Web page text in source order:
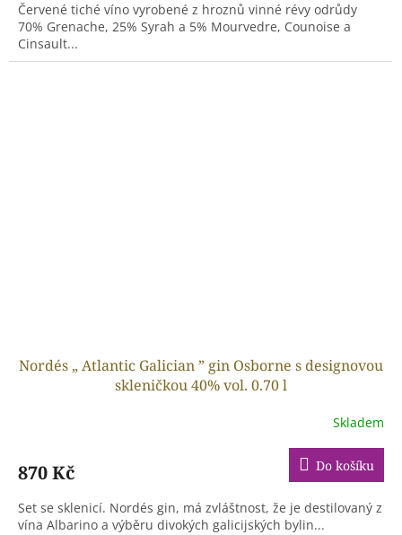
Červené tiché víno vyrobené z hroznů vinné révy odrůdy
70% Grenache, 25% Syrah a 5% Mourvedre, Counoise a
Cinsault...
Nordés „ Atlantic Galician ” gin Osborne s designovou
skleničkou 40% vol. 0.70 l
Skladem
870 Kč Do košíku
Set se sklenicí. Nordés gin, má zvláštnost, že je destilovaný z
vína Albarino a výběru divokých galicijských bylin...